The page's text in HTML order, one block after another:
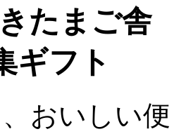
、おいしい